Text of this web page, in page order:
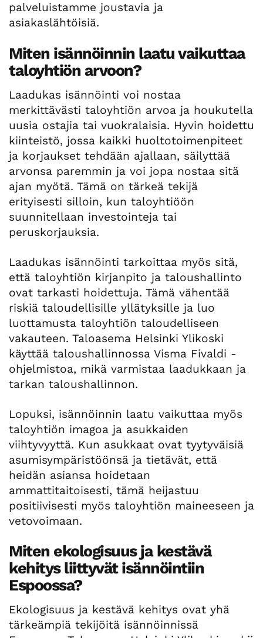
palveluistamme joustavia ja
asiakaslähtöisiä.
Miten isännöinnin laatu vaikuttaa
taloyhtiön arvoon?
Laadukas isännöinti voi nostaa
merkittävästi taloyhtiön arvoa ja houkutella
uusia ostajia tai vuokralaisia. Hyvin hoidettu
kiinteistö, jossa kaikki huoltotoimenpiteet
ja korjaukset tehdään ajallaan, säilyttää
arvonsa paremmin ja voi jopa nostaa sitä
ajan myötä. Tämä on tärkeä tekijä
erityisesti silloin, kun taloyhtiöön
suunnitellaan investointeja tai
peruskorjauksia.
Laadukas isännöinti tarkoittaa myös sitä,
että taloyhtiön kirjanpito ja taloushallinto
ovat tarkasti hoidettuja. Tämä vähentää
riskiä taloudellisille yllätyksille ja luo
luottamusta taloyhtiön taloudelliseen
vakauteen. Taloasema Helsinki Ylikoski
käyttää taloushallinnossa Visma Fivaldi -
ohjelmistoa, mikä varmistaa laadukkaan ja
tarkan taloushallinnon.
Lopuksi, isännöinnin laatu vaikuttaa myös
taloyhtiön imagoa ja asukkaiden
viihtyvyyttä. Kun asukkaat ovat tyytyväisiä
asumisympäristöönsä ja tietävät, että
heidän asiansa hoidetaan
ammattitaitoisesti, tämä heijastuu
positiivisesti myös taloyhtiön maineeseen ja
vetovoimaan.
Miten ekologisuus ja kestävä
kehitys liittyvät isännöintiin
Espoossa?
Ekologisuus ja kestävä kehitys ovat yhä
tärkeämpiä tekijöitä isännöinnissä